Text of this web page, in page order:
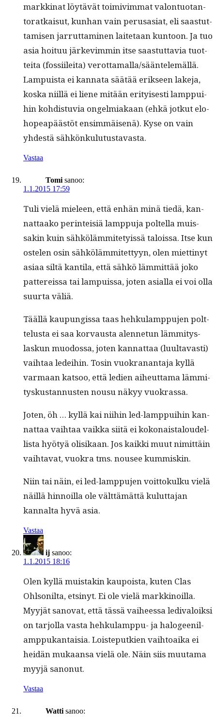
markki­nat löytävät toimivim­mat val­on­tuotan­
toratkaisut, kun­han vain perusasi­at, eli saas­tut­
tamisen jar­rut­ta­mi­nen laite­taan kun­toon. Ja tuo
asia hoituu järke­vim­min itse saas­tut­tavia tuot­
tei­ta (fos­si­ilei­ta) verottamalla/sääntelemällä.
Lam­puista ei kan­na­ta säätää erik­seen lake­ja,
kos­ka niil­lä ei liene mitään eri­tyis­es­ti lamp­pui­
hin kohdis­tu­via ongelmi­akaan (ehkä jotkut elo­
ho­peapäästöt ensim­mäisenä). Kyse on vain
yhdestä sähkönkulutustavasta.
Vastaa
Tomi sanoo:
1.1.2015 17:59
Tuli vielä mieleen, että enhän minä tiedä, kan­
nat­taako per­in­teisiä lamp­pu­ja poltel­la muis­
sakin kuin sähköläm­mite­tyis­sä talois­sa. Itse kun
oste­len osin sähköläm­mitet­tyyn, olen miet­tinyt
asi­aa siltä kan­ti­la, että sähkö läm­mit­tää joko
pat­tereis­sa tai lam­puis­sa, joten asial­la ei voi olla
suur­ta väliä.
Tääl­lä kaupungis­sa taas hehku­lamp­pu­jen polt­
telus­ta ei saa kor­vaus­ta alen­netun läm­mi­tys­
laskun muo­dos­sa, joten kan­nat­taa (luul­tavasti)
vai­h­taa ledei­hin. Tosin vuokranan­ta­ja kyl­lä
var­maan kat­soo, että ledi­en aiheut­ta­ma läm­mi­
tyskus­tan­nusten nousu näkyy vuokrassa.
Joten, öh … kyl­lä kai niihin led-lamp­pui­hin kan­
nat­taa vai­h­taa vaik­ka siitä ei kokon­aistaloudel­
lista hyö­tyä olisikaan. Jos kaik­ki muut nimit­täin
vai­h­ta­vat, vuokra tms. nousee kummiskin.
Niin tai näin, ei led-lamp­pu­jen voit­tokulku vielä
näil­lä hin­noil­la ole vält­tämät­tä kulut­ta­jan
kannal­ta hyvä asia.
Vastaa
ij sanoo:
1.1.2015 18:16
Olen kyl­lä muis­takin kaupoista, kuten Clas
Ohlsonil­ta, etsinyt. Ei ole vielä markki­noil­la.
Myyjät sanovat, että tässä vai­heessa ledi­val­oik­si
on tar­jol­la vas­ta hehku­lamp­pu- ja halo­gee­nil­
amp­pukan­taisia. Lois­teputkien vai­h­toai­ka ei
hei­dän mukaansa vielä ole. Näin siis muu­ta­ma
myyjä sanonut.
Vastaa
Watti sanoo: